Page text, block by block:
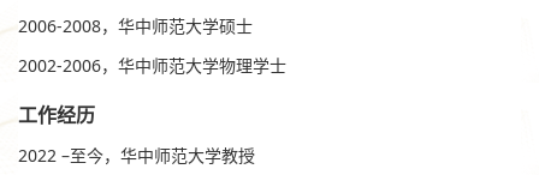
2006-2008，华中师范大学硕士
2002-2006，华中师范大学物理学士
工作经历
2022 –至今，华中师范大学教授